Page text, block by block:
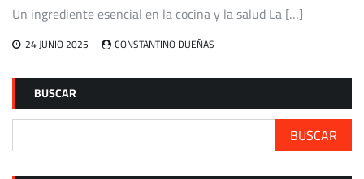
Un ingrediente esencial en la cocina y la salud La […]
24 JUNIO 2025 CONSTANTINO DUEÑAS
BUSCAR
BUSCAR